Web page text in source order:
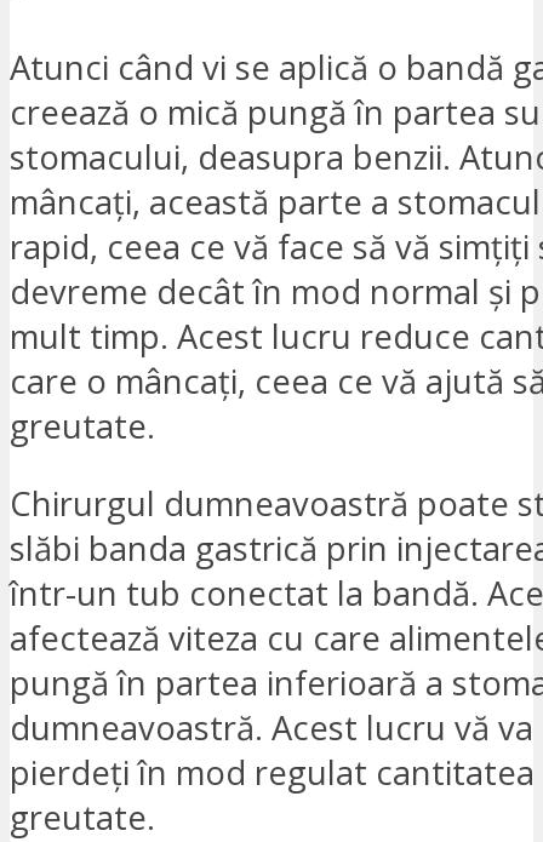
Atunci când vi se aplică o bandă
creează o mică pungă în partea
stomacului, deasupra benzii.
mâncați, această parte a
rapid, ceea ce vă face să vă
devreme decât în mod normal și
mult timp. Acest lucru reduce
care o mâncați, ceea ce vă ajută
greutate.
Chirurgul dumneavoastră poate
slăbi banda gastrică prin
într-un tub conectat la bandă.
afectează viteza cu care
pungă în partea inferioară a
dumneavoastră. Acest lucru vă va
pierdeți în mod regulat
greutate.